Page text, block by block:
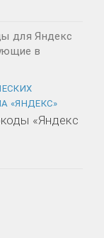
«ЯНДЕКС»
«Яндекс